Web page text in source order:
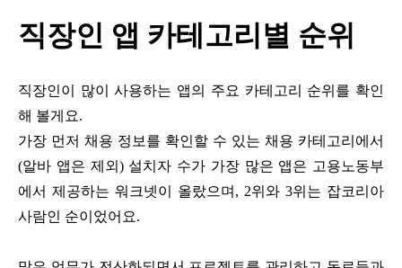
직장인 앱 카테고리별 순위
직장인이 많이 사용하는 앱의 주요 카테고리 순위를 확인
해 볼게요.
가장 먼저 채용 정보를 확인할 수 있는 채용 카테고리에서
(알바 앱은 제외 ) 설치자 수가 가장 많은 앱은 고용노동부
에서 제공하는 워크넷이 올랐으며 , 2위와 3위는 잡코리아
사람인 순이었어요.